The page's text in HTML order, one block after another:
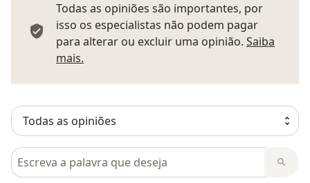
Todas as opiniões são importantes, por
isso os especialistas não podem pagar
para alterar ou excluir uma opinião. Saiba
mais.
Pesquisar em opiniões